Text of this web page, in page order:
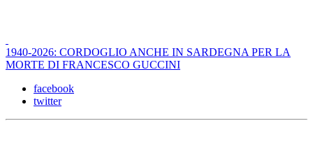
1940-2026: CORDOGLIO ANCHE IN SARDEGNA PER LA
MORTE DI FRANCESCO GUCCINI
facebook
twitter